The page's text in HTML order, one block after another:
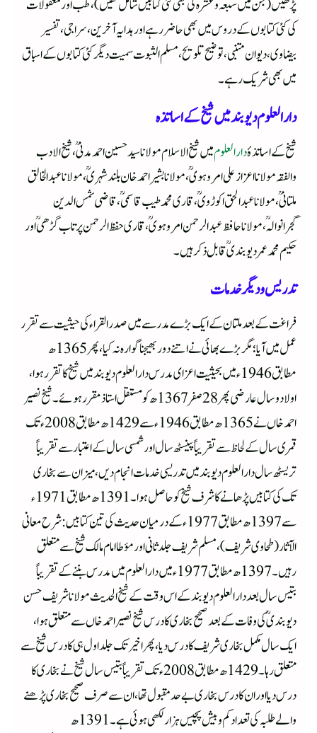
پڑھیں (جن میں سبعہ و عشرہ کی بھی کئی کتابیں شامل تھیں)، طب اور معقولات
کی کئی کتابوں کے دروس میں بھی حاضر رہے اور ہدایہ آخرین، سراجی، تفسیر
بیضاوی، دیوان متنبی، توضیح تلویح، مسلم الثبوت سمیت دیگر کئی کتابوں کے اسباق
میں بھی شریک رہے۔
دار العلوم دیوبند میں شیخ کے اساتذہ
شیخ کے اساتذۂدار العلوممیں شیخ الاسلام مولانا سید حسین احمد مدنیؒ، شیخ الادب
والفقہ مولانا اعزاز علی امروہویؒ، مولانا بشیر احمد خان بلند شہریؒ، مولانا عبد الخالق
ملتانیؒ، مولانا عبد الحق اکوڑویؒ، قاری محمد طیب قاسمیؒ، قاضی شمس الدین
گجرانوالہؒ، مولانا حافظ عبد الرحمن امروہویؒ، قاری حفظ الرحمن پرتاب گڑھیؒ اور
حکیم محمد عمر دیوبندیؒ قابل ذکر ہیں۔
تدریس و دیگر خدمات
فراغت کے بعد ملتان کے ایک بڑے مدرسے میں صدر القراء کی حیثیت سے تقرر
عمل میں آیا؛ مگر بڑے بھائی نے اتنے دور بھیجنا گوارہ نہ کیا، پھر 1365ھ
مطابق 1946ء میں بحیثیت اعزای مدرس دار العلوم دیوبند میں شیخ کا تقرر ہوا،
اولا دو سال عارضی پھر 28 صفر 1367ھ کو مستقل استاذ مقرر ہوئے۔ شیخ نصیر
احمد خاں نے 1365ھ مطابق 1946ء سے 1429ھ مطابق 2008ء تک
قمری سال کے لحاظ سے تقریباً پینسٹھ سال اور شمسی سال کے اعتبار سے تقریباً
تریسٹھ سال دار العلوم دیوبند میں تدریسی خدمات انجام دیں، میزان سے بخاری
تک کی کتابیں پڑھانے کا شرف شیخ کو حاصل ہوا۔ 1391ھ مطابق 1971ء
سے 1397ھ مطابق 1977ء کے درمیان حدیث کی تین کتابیں: شرح معانی
الآثار (طحاوی شریف)، مسلم شریف جلد ثانی اور مؤطا امام مالک شیخ سے متعلق
رہیں۔ 1397ھ مطابق 1977ء میں دار العلوم میں مدرس بننے کے تقریباً
بتیس سال بعد دار العلوم دیوبند کے اس وقت کے شیخ الحدیث مولانا شریف حسن
دیوبندیؒ کی وفات کے بعد صحیح بخاری کا درس شیخ نصیر احمد خاں سے متعلق ہوا،
ایک سال مکمل بخاری شریف کا درس دیا، پھر اخیر تک جلد اول ہی کا درس شیخ سے
متعلق رہا۔ 1429ھ مطابق 2008ء تک تقریباً بتیس سال شیخ نے بخاری کا
درس دیا اور ان کا درس بخاری بے حد مقبول تھا، ان سے صرف صحیح بخاری پڑھنے
والے طلبہ کی تعداد کم و بیش پچیس ہزار لکھی ہوئی ہے۔ 1391ھ